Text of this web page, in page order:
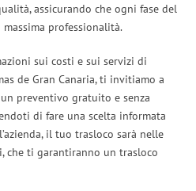
assicurando che ogni fase del
professionalità.
sui costi e sui servizi di
de Gran Canaria, ti invitiamo a
preventivo gratuito e senza
di fare una scelta informata
il tuo trasloco sarà nelle
che ti garantiranno un trasloco